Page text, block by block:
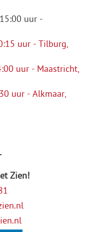
uur -
uur - Tilburg,
uur - Maastricht,
uur - Alkmaar,
Zien!